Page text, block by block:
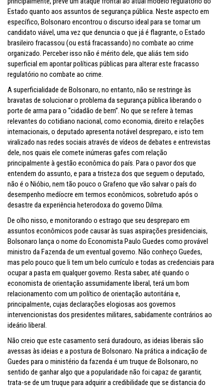
Estado quanto aos assuntos de segurança pública. Neste aspecto em
específico, Bolsonaro encontrou o discurso ideal para se tornar um
candidato viável, uma vez que denuncia o que já é flagrante, o Estado
brasileiro fracassou (ou está fracassando) no combate ao crime
organizado. Perceber isso não é mérito dele, que aliás tem sido
superficial em apontar políticas públicas para alterar este fracasso
regulatório no combate ao crime.
A superficialidade de Bolsonaro, no entanto, não se restringe às
bravatas de solucionar o problema da segurança pública liberando o
porte de arma para o “cidadão de bem”. No que se refere à temas
relevantes do cotidiano nacional, como economia, direito e relações
internacionais, o deputado apresenta notável despreparo, e isto tem
viralizado nas redes sociais através de vídeos de debates e entrevistas
dele, nos quais ele comete inúmeras gafes com relação
principalmente à gestão econômica do país. Para o pavor dos que
entendem do assunto, e para a tristeza dos que seguem o deputado,
não é o Nióbio, nem tão pouco o Grafeno que vão salvar o país do
desempenho medíocre em termos econômicos, sobretudo após o
desastre da experiência heterodoxa do governo Dilma.
De olho nisso, e monitorando o estrago que seu despreparo em
assuntos econômicos pode causar às suas aspirações presidenciais,
Bolsonaro lança o nome do Economista Paulo Guedes como provável
ministro da Fazenda de um eventual governo. Não conheço Guedes,
mas pelo pouco que li tem um belo currículo e todas as credenciais para
ocupar a pasta em qualquer governo. Resta saber, até quando o
economista de orientação assumidamente liberal, terá um bom
relacionamento com um político de orientação autoritária e,
principalmente, cujas declarações elogiosas aos governos
intervencionistas dos presidentes militares, sabidamente contrários ao
ideário liberal.
Não creio que este casamento será duradouro, as ideias liberais são
avessas às ideias e a postura de Bolsonaro. Na prática a indicação de
Guedes para o ministério da fazenda é um truque de Bolsonaro, no
sentido de ganhar algo que a popularidade não foi capaz de garantir,
trata-se de um truque para adquirir a credibilidade que se distancia do